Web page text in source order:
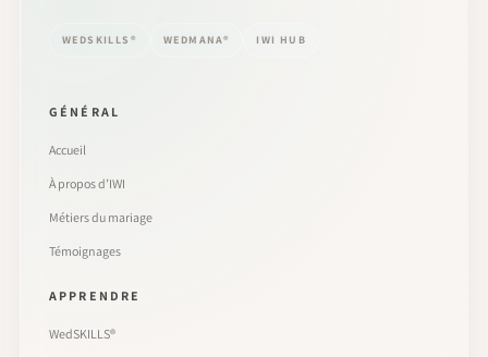
WEDSKILLS® WEDMANA® IWI HUB
GÉNÉRAL
Accueil
À propos d’IWI
Métiers du mariage
Témoignages
APPRENDRE
WedSKILLS®